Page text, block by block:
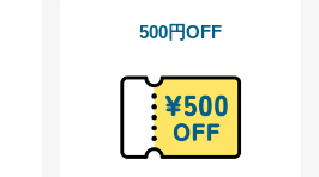
であって、本人の同意を得ること
行に支障を及ぼすおそれがあると
を実施するために守秘義務を結ん
部として個人情報の取扱いを委
その業務に必要な範囲で委託・提
を開示することがあります。
500円OFF